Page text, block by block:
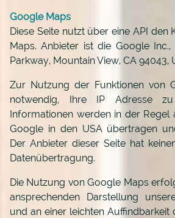
Google Maps
Diese Seite nutzt über eine API den
Maps. Anbieter ist die Google
Parkway, Mountain View, CA 94043,
Zur Nutzung der Funktionen von
notwendig, Ihre IP Adresse zu
Informationen werden in der Regel
Google in den USA übertragen
Der Anbieter dieser Seite hat
Datenübertragung.
Die Nutzung von Google Maps
ansprechenden Darstellung
und an einer leichten